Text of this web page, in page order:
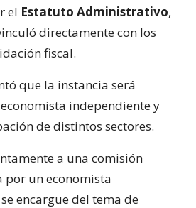
el Estatuto Administrativo,
directamente con los
fiscal.
que la instancia será
independiente y
de distintos sectores.
a una comisión
un economista
encargue del tema de